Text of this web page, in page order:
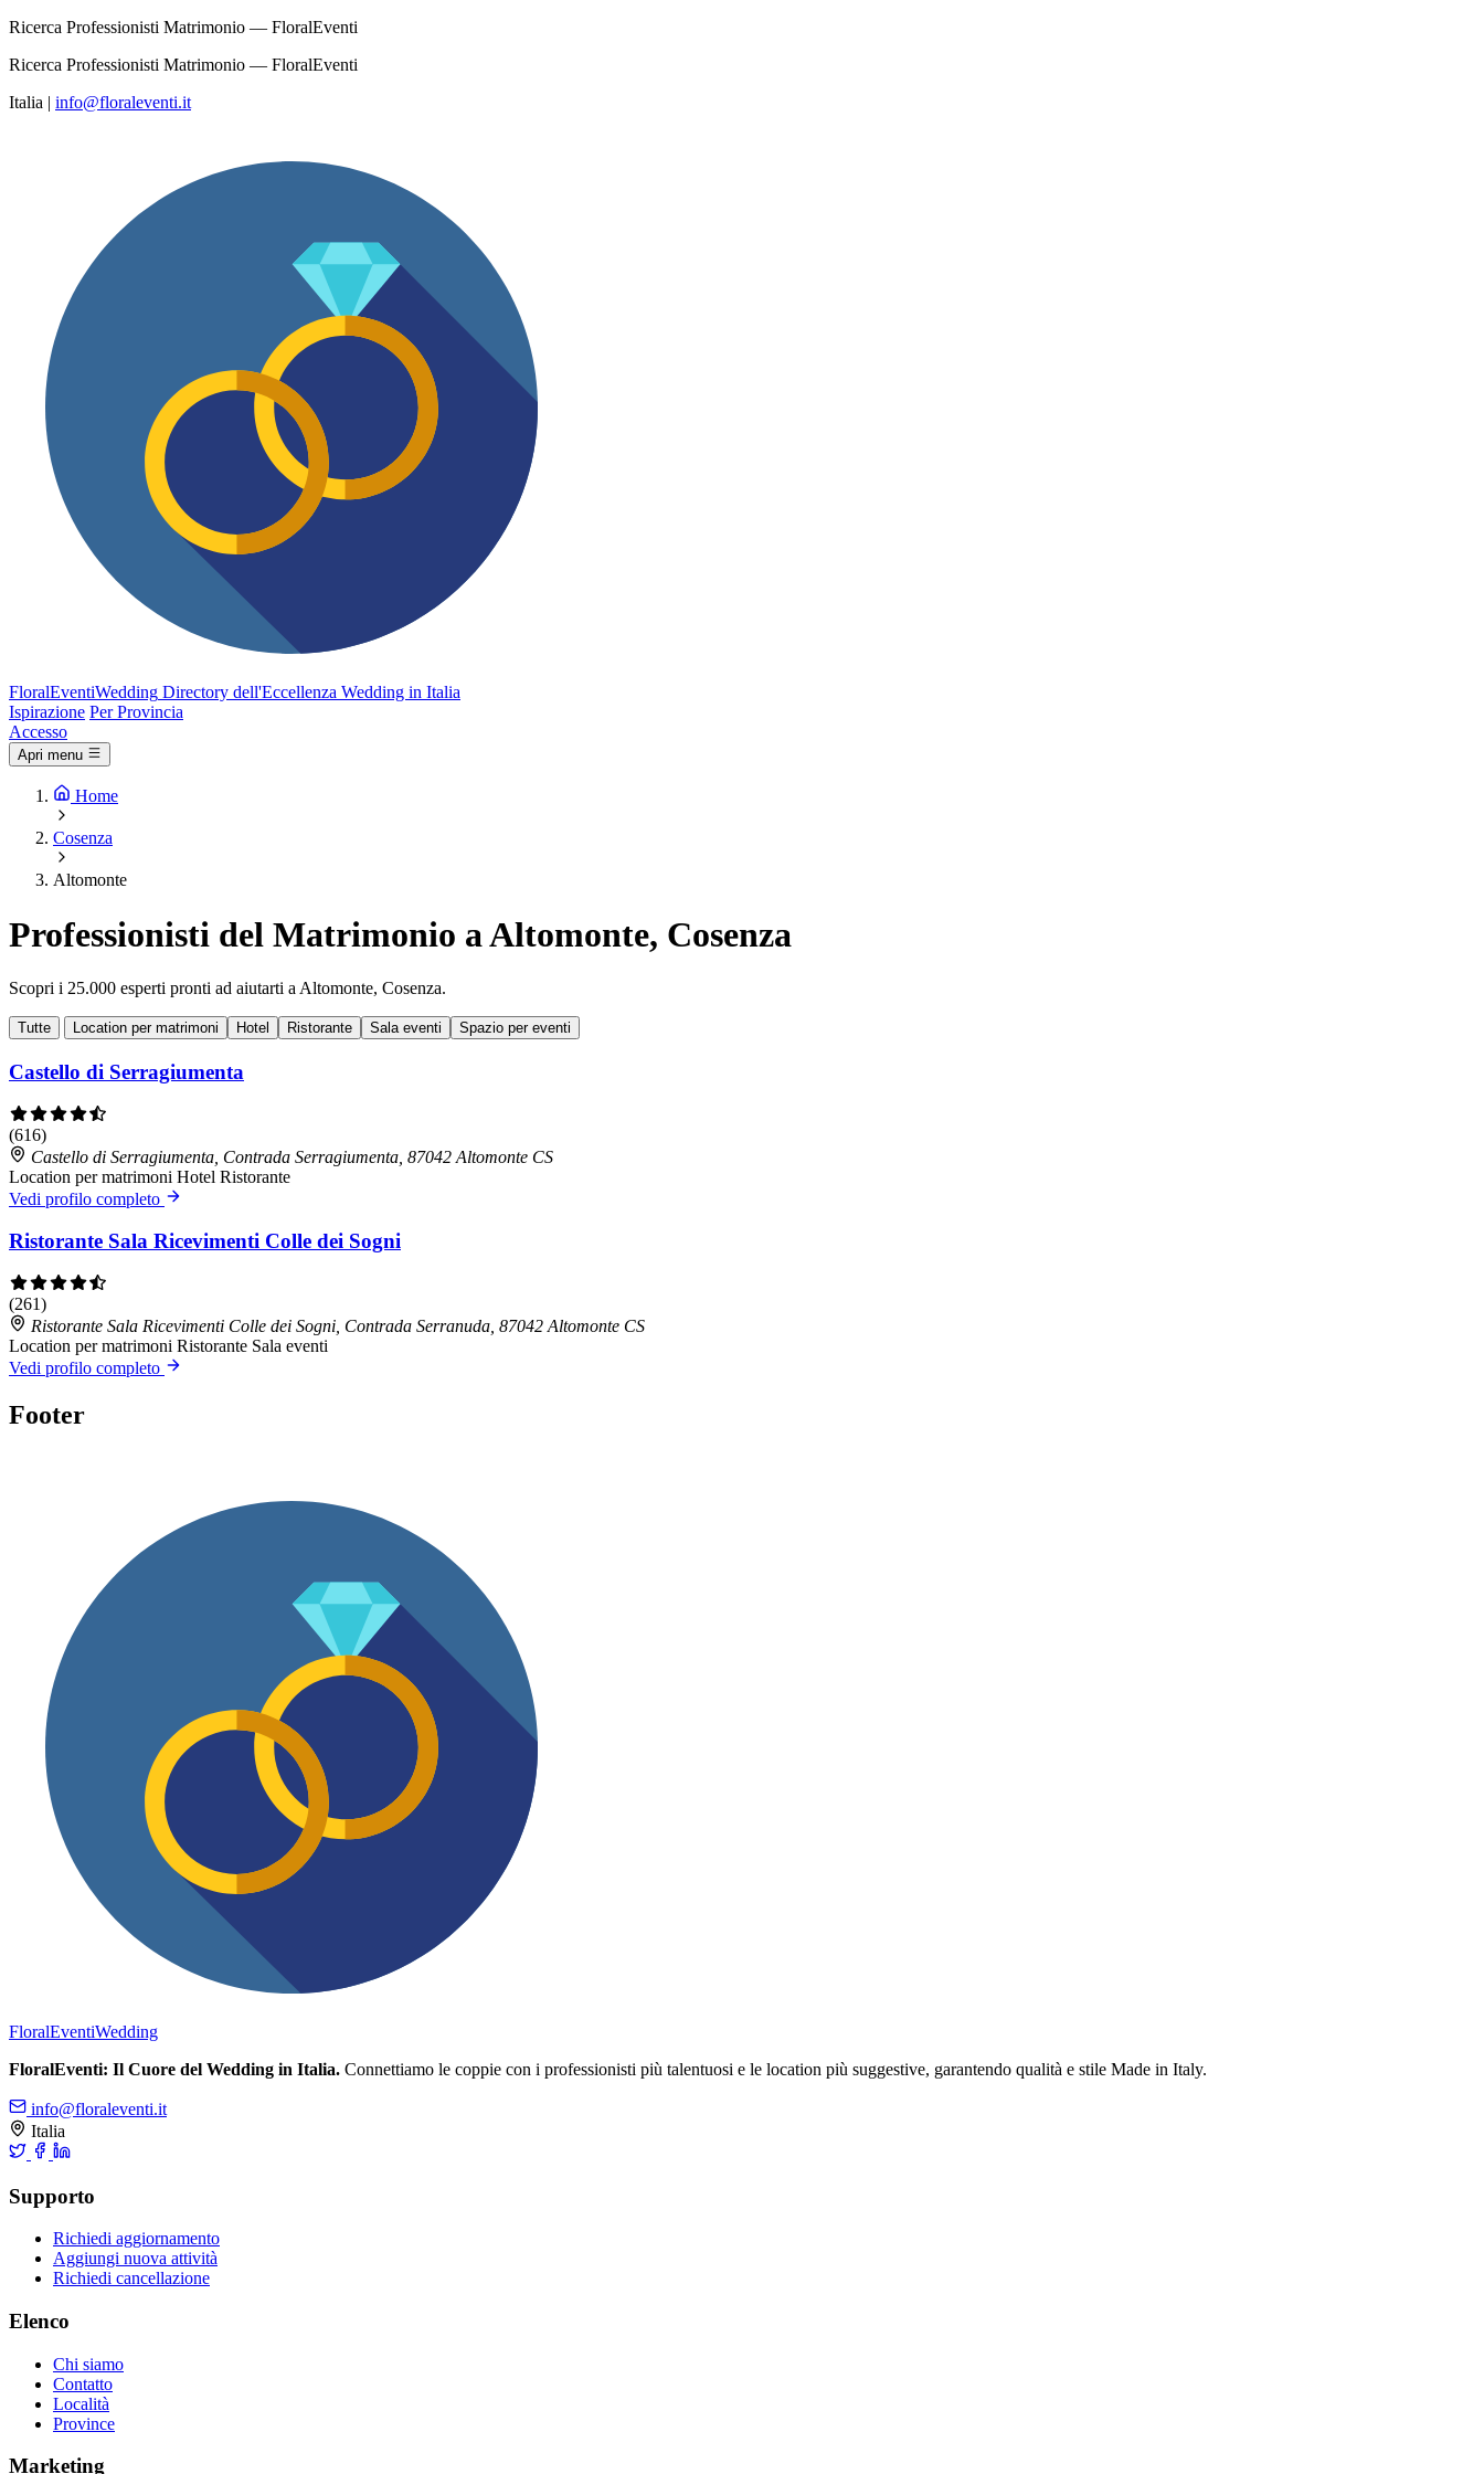
Ricerca Professionisti Matrimonio — FloralEventi
Ricerca Professionisti Matrimonio — FloralEventi
Italia | info@floraleventi.it
FloralEventiWedding Directory dell'Eccellenza Wedding in Italia
Ispirazione Per Provincia
Accesso
Apri menu
Home
Cosenza
Altomonte
Professionisti del Matrimonio a Altomonte, Cosenza
Scopri i 25.000 esperti pronti ad aiutarti a Altomonte, Cosenza.
Tutte Location per matrimoni Hotel Ristorante Sala eventi Spazio per eventi
Castello di Serragiumenta
(616)
Castello di Serragiumenta, Contrada Serragiumenta, 87042 Altomonte CS
Location per matrimoni Hotel Ristorante
Vedi profilo completo
Ristorante Sala Ricevimenti Colle dei Sogni
(261)
Ristorante Sala Ricevimenti Colle dei Sogni, Contrada Serranuda, 87042 Altomonte CS
Location per matrimoni Ristorante Sala eventi
Vedi profilo completo
Footer
FloralEventiWedding
FloralEventi: Il Cuore del Wedding in Italia. Connettiamo le coppie con i professionisti più talentuosi e le location più suggestive, garantendo qualità e stile Made in Italy.
info@floraleventi.it
Italia
Supporto
Richiedi aggiornamento
Aggiungi nuova attività
Richiedi cancellazione
Elenco
Chi siamo
Contatto
Località
Province
Marketing